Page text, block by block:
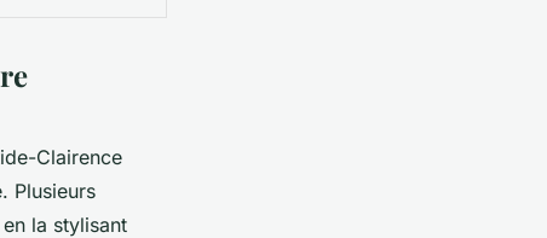
Clairence
Plusieurs
la stylisant